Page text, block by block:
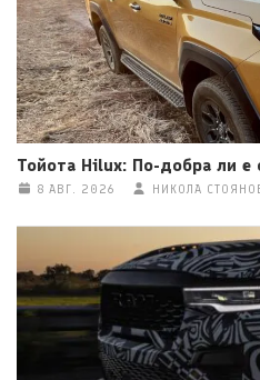
Тойота Hilux: По-добра ли е
8 АВГ. 2026 НИКОЛА